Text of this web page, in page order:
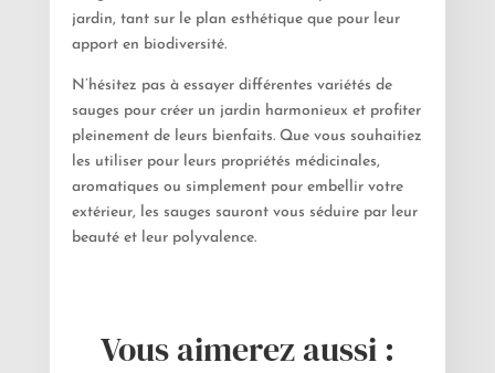
jardin, tant sur le plan esthétique que pour leur
apport en biodiversité.
N’hésitez pas à essayer différentes variétés de
sauges pour créer un jardin harmonieux et profiter
pleinement de leurs bienfaits. Que vous souhaitiez
les utiliser pour leurs propriétés médicinales,
aromatiques ou simplement pour embellir votre
extérieur, les sauges sauront vous séduire par leur
beauté et leur polyvalence.
Vous aimerez aussi :